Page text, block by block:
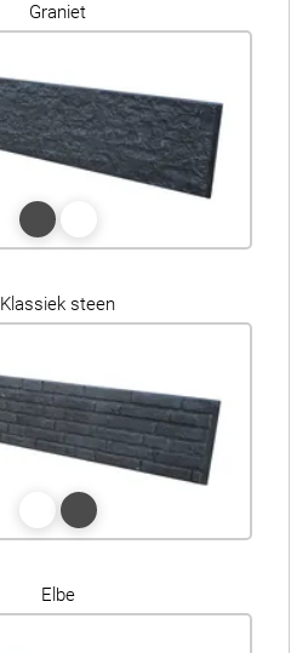
Graniet
Klassiek steen
Elbe